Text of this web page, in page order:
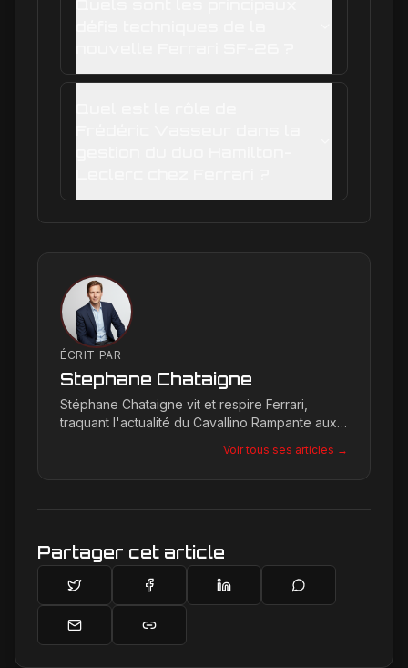
ÉCRIT PAR
Stephane Chataigne
Stéphane Chataigne vit et respire Ferrari,
traquant l'actualité du Cavallino Rampante aux
permet de décrypter les tendances et les
secrets de la marque, offrant une plongée
passionnés.
Voir tous ses articles →
Partager cet article